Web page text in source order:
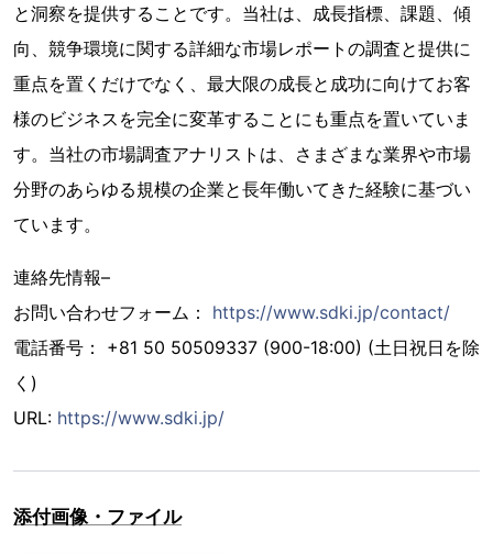
と洞察を提供することです。当社は、成長指標、課題、傾
向、競争環境に関する詳細な市場レポートの調査と提供に
重点を置くだけでなく、最大限の成長と成功に向けてお客
様のビジネスを完全に変革することにも重点を置いていま
す。当社の市場調査アナリストは、さまざまな業界や市場
分野のあらゆる規模の企業と長年働いてきた経験に基づい
ています。
連絡先情報–
お問い合わせフォーム： https://www.sdki.jp/contact/
電話番号： +81 50 50509337 (900-18:00) (土日祝日を除
く)
URL: https://www.sdki.jp/
添付画像・ファイル